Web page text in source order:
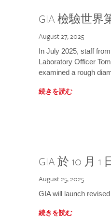
GIA 檢驗世界
August 27, 2025
In July 2025, staff
Laboratory Officer
examined a rough
続きを読む
GIA 於 10 月
August 25, 2025
GIA will launch
続きを読む